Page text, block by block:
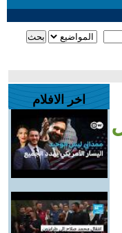
اخر الافلام